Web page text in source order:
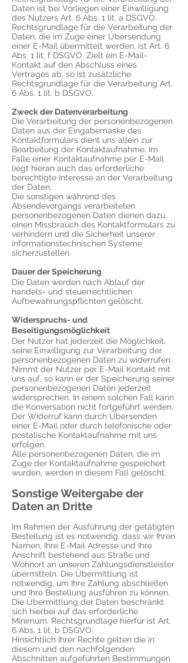
Daten ist bei Vorliegen einer Einwilligung
des Nutzers Art. 6 Abs. 1 lit. a DSGVO.
Rechtsgrundlage für die Verarbeitung der
Daten, die im Zuge einer Übersendung
einer E-Mail übermittelt werden, ist Art. 6
Abs. 1 lit. f DSGVO. Zielt ein E-Mail-
Kontakt auf den Abschluss eines
Vertrages ab, so ist zusätzliche
Rechtsgrundlage für die Verarbeitung Art.
6 Abs. 1 lit. b DSGVO.
Zweck der Datenverarbeitung
Die Verarbeitung der personenbezogenen
Daten aus der Eingabemaske des
Kontaktformulars dient uns allein zur
Bearbeitung der Kontaktaufnahme. Im
Falle einer Kontaktaufnahme per E-Mail
liegt hieran auch das erforderliche
berechtigte Interesse an der Verarbeitung
der Daten.
Die sonstigen während des
Absendevorgangs verarbeiteten
personenbezogenen Daten dienen dazu,
einen Missbrauch des Kontaktformulars zu
verhindern und die Sicherheit unserer
informationstechnischen Systeme
sicherzustellen.
Dauer der Speicherung
Die Daten werden nach Ablauf der
handels- und steuerrechtlichen
Aufbewahrungspflichten gelöscht.
Widerspruchs- und
Beseitigungsmöglichkeit
Der Nutzer hat jederzeit die Möglichkeit,
seine Einwilligung zur Verarbeitung der
personenbezogenen Daten zu widerrufen.
Nimmt der Nutzer per E-Mail Kontakt mit
uns auf, so kann er der Speicherung seiner
personenbezogenen Daten jederzeit
widersprechen. In einem solchen Fall kann
die Konversation nicht fortgeführt werden.
Der Widerruf kann durch Übersenden
einer E-Mail oder durch telefonische oder
postalische Kontaktaufnahme mit uns
erfolgen.
Alle personenbezogenen Daten, die im
Zuge der Kontaktaufnahme gespeichert
wurden, werden in diesem Fall gelöscht.
Sonstige Weitergabe der
Daten an Dritte
Im Rahmen der Ausführung der getätigten
Bestellung ist es notwendig, dass wir Ihren
Namen, Ihre E-Mail Adresse und Ihre
Anschrift bestehend aus Straße und
Wohnort an unseren Zahlungsdienstleister
übermitteln. Die Übermittlung ist
notwendig, um Ihre Zahlung abschließen
und Ihre Bestellung ausführen zu können.
Die Übermittlung der Daten beschränkt
sich hierbei auf das erforderliche
Minimum. Rechtsgrundlage hierfür ist Art.
6 Abs. 1 lit. b DSGVO.
Hinsichtlich Ihrer Rechte gelten die in
diesem und den nachfolgenden
Abschnitten aufgeführten Bestimmungen